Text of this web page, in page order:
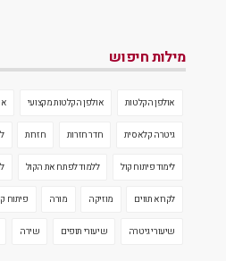
מילות חיפוש
אולפן הקלטות אולפן הקלטות מקצועי
גיטרה קלאסית חדר חזרות חזרות
לימוד פיתוח קול ללמוד לפתח את הקול
לקרוא תווים מוזיקה מורה פיתוח
שיעורי גיטרה שיעורי תופים שירה